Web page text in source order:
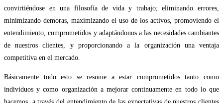
convirtiéndose en una filosofía de vida y trabajo; eliminando errores,
minimizando demoras, maximizando el uso de los activos, promoviendo el
entendimiento, comprometidos y adaptándonos a las necesidades cambiantes
de nuestros clientes, y proporcionando a la organización una ventaja
competitiva en el mercado.
Básicamente todo esto se resume a estar comprometidos tanto como
individuos y como organización a mejorar continuamente en todo lo que